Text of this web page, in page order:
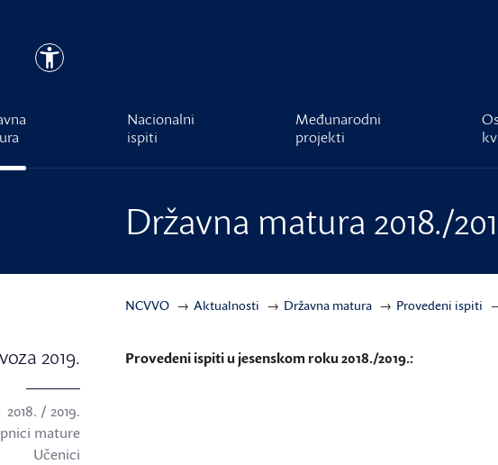
Pristupačnost
Nacionalni
ispiti
Međunarodni
projekti
Državna matura 2018./
NCVVO Aktualnosti Državna matura Provedeni ispiti
2019.
2018. / 2019.
mature
Učenici
Provedeni ispiti u jesenskom roku 2018./2019.: